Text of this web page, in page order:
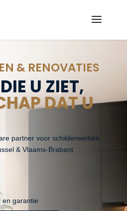
& RENOVATIES
U ZIET,
DAT U
partner voor schilderwerken,
& Vlaams-Brabant
en garantie